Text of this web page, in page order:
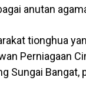
anutan
tionghua
Perniagaan
Sungai Bangat,